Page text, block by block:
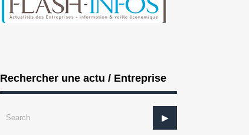
Rechercher une actu / Entreprise